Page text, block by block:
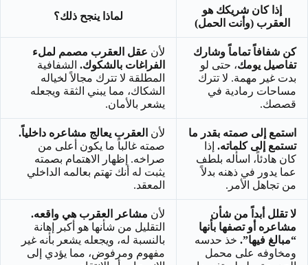
إذا كان شريكك هو
العقرب (وأنت الحمل)
لماذا ينجح ذلك؟
كن شفافاً تماماً وشارك
تفاصيل يومك، حتى لو
بدت غير مهمة. لا تترك
مساحات رمادية في
قصصك.
لأن عقل العقرب مصمم لملء
الفراغات بالشكوك. الشفافية
المطلقة لا تترك مجالاً لخياله
الشكاك، مما يبني الثقة ويجعله
يشعر بالأمان.
استمع إلى صمته بقدر ما
تستمع إلى كلماته. إذا
كان هادئاً، اسأله بلطف
عما يدور في ذهنه بدلاً
من تجاهل الأمر.
لأن العقرب يعالج مشاعره داخلياً.
صمته غالباً ما يكون أعلى من
صراخه. إظهار الاهتمام بصمته
يثبت له أنك تهتم بعالمه الداخلي
المعقد.
لا تقلل أبداً من شأن
مشاعره أو تصفها بأنها
“مبالغ فيها”. خذ حدسه
ومخاوفه على محمل
لأن مشاعر العقرب هي واقعه.
التقليل من شأنها هو أكبر إهانة
بالنسبة له، ويجعله يشعر بأنه غير
مفهوم ومرفوض، مما يؤدي إلى